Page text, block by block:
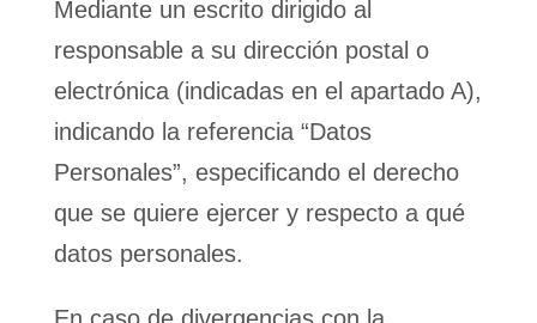
Mediante un escrito dirigido al
responsable a su dirección postal o
electrónica (indicadas en el apartado A),
indicando la referencia “Datos
Personales”, especificando el derecho
que se quiere ejercer y respecto a qué
datos personales.